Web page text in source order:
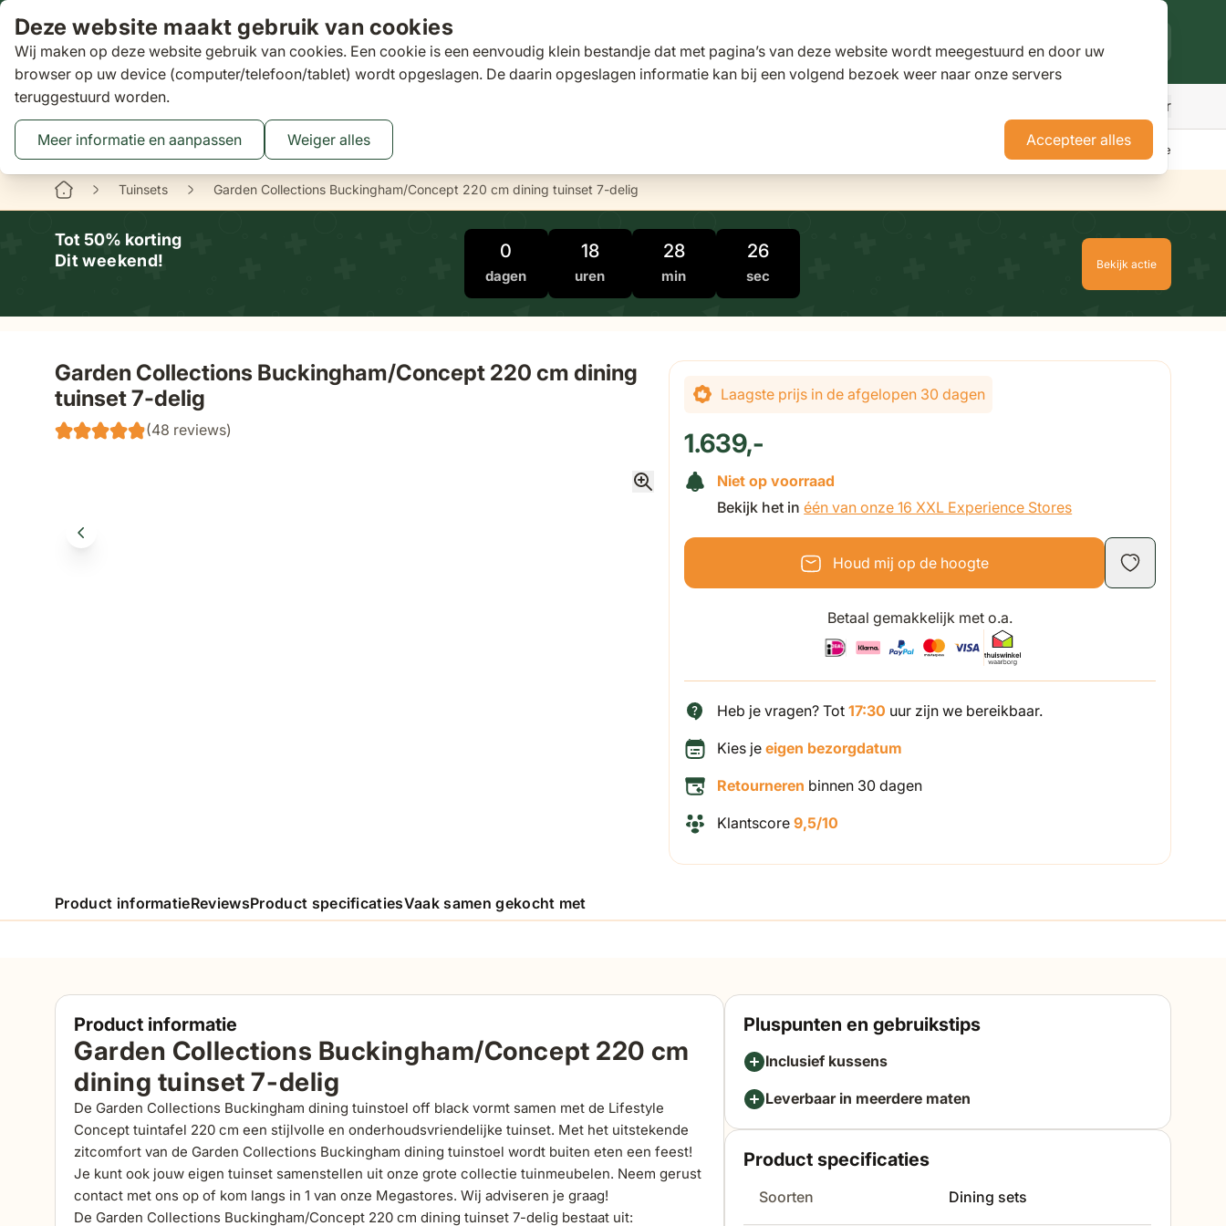
Deze website maakt gebruik van cookies
Wij maken op deze website gebruik van cookies. Een cookie is een eenvoudig klein bestandje dat met pagina’s van deze website wordt meegestuurd en door uw
browser op uw device (computer/telefoon/tablet) wordt opgeslagen. De daarin opgeslagen informatie kan bij een volgend bezoek weer naar onze servers
teruggestuurd worden.
Meer informatie en aanpassen Weiger alles Accepteer alles
Ga naar de inhoud
Zoeken
AanbiedingenTuinsets
Toggle submenu for Tuinsets
Toggle submenu for Loungesets
Toggle submenu for Tuinstoelen
Meer
Binnen 3 dagengratis bezorgd 16 XXL Experience Stores AdviesNieuwsKlantenservice
Tuinsets Garden Collections Buckingham/Concept 220 cm dining tuinset 7-delig
Tot 50% korting
Dit weekend!
0
dagen
18
uren
28
min
25
sec
Bekijk actie
Garden Collections Buckingham/Concept 220 cm dining
tuinset 7-delig
(48 reviews)
De prijs is afhankelijk van de gekozen opties
Laagste prijs in de afgelopen 30 dagen
1.639,-
Niet op voorraad
Bekijk het in één van onze 16 XXL Experience Stores
Houd mij op de hoogte
Betaal gemakkelijk met o.a.
Heb je vragen? Tot17:30 uur zijn we bereikbaar.
Kies je eigen bezorgdatum
Retourneren binnen 30 dagen
Klantscore9,5/10
Product informatieReviewsProduct specificatiesVaak samen gekocht met
Product informatie
Garden Collections Buckingham/Concept 220 cm
dining tuinset 7-delig
De Garden Collections Buckingham dining tuinstoel off black vormt samen met de Lifestyle
Concept tuintafel 220 cm een stijlvolle en onderhoudsvriendelijke tuinset. Met het uitstekende
zitcomfort van de Garden Collections Buckingham dining tuinstoel wordt buiten eten een feest!
Je kunt ook jouw eigen tuinset samenstellen uit onze grote collectie tuinmeubelen. Neem gerust
contact met ons op of kom langs in 1 van onze Megastores. Wij adviseren je graag!
De Garden Collections Buckingham/Concept 220 cm dining tuinset 7-delig bestaat uit:
Pluspunten en gebruikstips
Inclusief kussens
Leverbaar in meerdere maten
Product specificaties
Soorten Dining sets